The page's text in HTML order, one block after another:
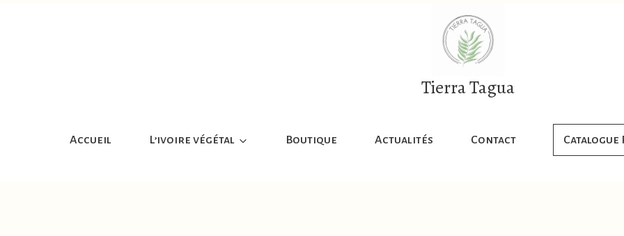
Tierra Tagua
Accueil L’ivoire végétal Boutique Actualités Contact Catalogue